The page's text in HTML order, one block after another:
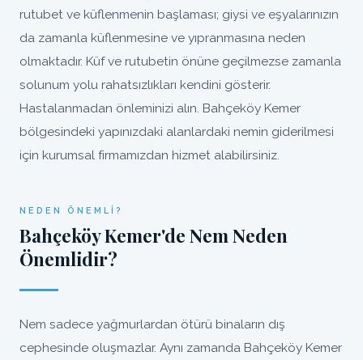
rutubet ve küflenmenin başlaması; giysi ve eşyalarınızın
da zamanla küflenmesine ve yıpranmasına neden
olmaktadır. Küf ve rutubetin önüne geçilmezse zamanla
solunum yolu rahatsızlıkları kendini gösterir.
Hastalanmadan önleminizi alın. Bahçeköy Kemer
bölgesindeki yapınızdaki alanlardaki nemin giderilmesi
için kurumsal firmamızdan hizmet alabilirsiniz.
NEDEN ÖNEMLI?
Bahçeköy Kemer'de Nem Neden
Önemlidir?
Nem sadece yağmurlardan ötürü binaların dış
cephesinde oluşmazlar. Aynı zamanda Bahçeköy Kemer